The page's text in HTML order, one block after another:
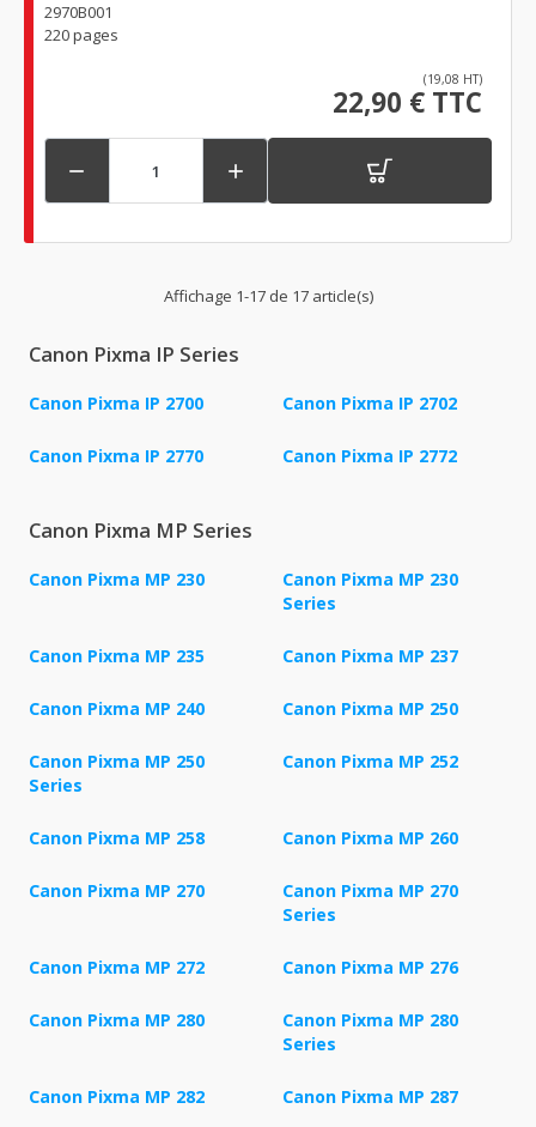
2970B001
220 pages
(19,08 HT)
22,90 € TTC
 
Affichage 1-17 de 17 article(s)
Canon Pixma IP Series
Canon Pixma IP 2700 Canon Pixma IP 2702
Canon Pixma IP 2770 Canon Pixma IP 2772
Canon Pixma MP Series
Canon Pixma MP 230
Canon Pixma MP 230
Series
Canon Pixma MP 235 Canon Pixma MP 237
Canon Pixma MP 240 Canon Pixma MP 250
Canon Pixma MP 250
Series
Canon Pixma MP 252
Canon Pixma MP 258 Canon Pixma MP 260
Canon Pixma MP 270
Canon Pixma MP 270
Series
Canon Pixma MP 272 Canon Pixma MP 276
Canon Pixma MP 280
Canon Pixma MP 280
Series
Canon Pixma MP 282 Canon Pixma MP 287